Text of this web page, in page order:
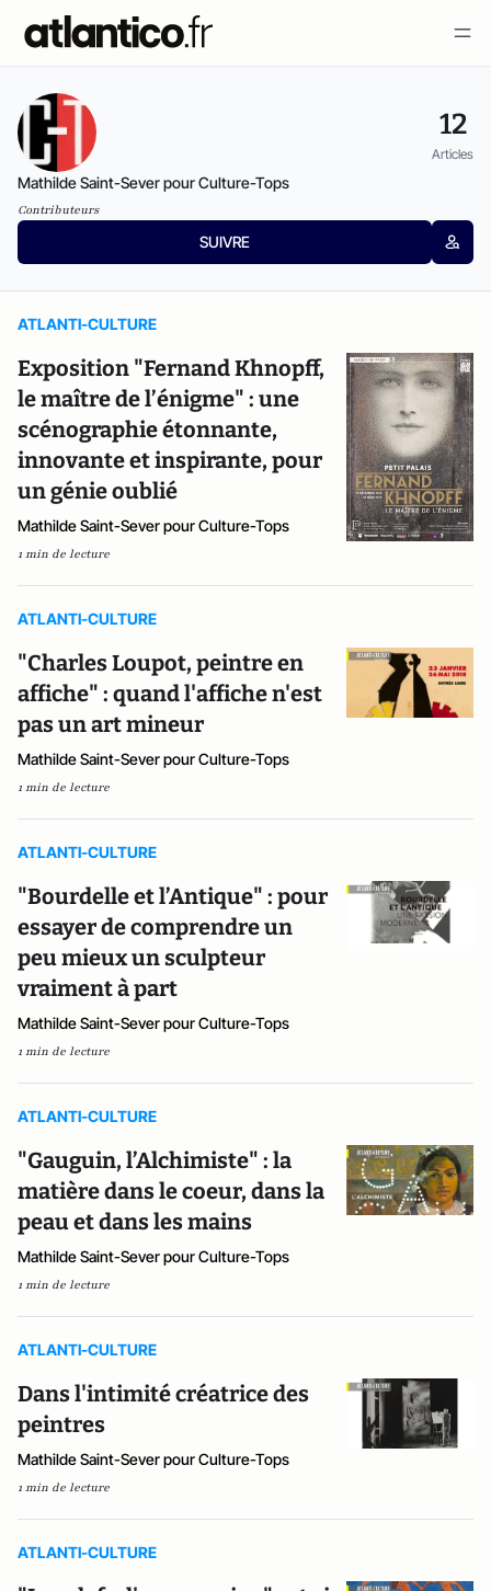
12
Articles
Mathilde Saint-Sever pour Culture-Tops
Contributeurs
SUIVRE
ATLANTI-CULTURE
Exposition "Fernand Khnopff,
le maître de l’énigme" : une
scénographie étonnante,
innovante et inspirante, pour
un génie oublié
Mathilde Saint-Sever pour Culture-Tops
1 min de lecture
ATLANTI-CULTURE
"Charles Loupot, peintre en
affiche" : quand l'affiche n'est
pas un art mineur
Mathilde Saint-Sever pour Culture-Tops
1 min de lecture
ATLANTI-CULTURE
"Bourdelle et l’Antique" : pour
essayer de comprendre un
peu mieux un sculpteur
vraiment à part
Mathilde Saint-Sever pour Culture-Tops
1 min de lecture
ATLANTI-CULTURE
"Gauguin, l’Alchimiste" : la
matière dans le coeur, dans la
peau et dans les mains
Mathilde Saint-Sever pour Culture-Tops
1 min de lecture
ATLANTI-CULTURE
Dans l'intimité créatrice des
peintres
Mathilde Saint-Sever pour Culture-Tops
1 min de lecture
ATLANTI-CULTURE